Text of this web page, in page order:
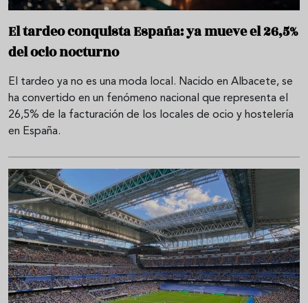
El tardeo conquista España: ya mueve el 26,5%
del ocio nocturno
El tardeo ya no es una moda local. Nacido en Albacete, se
ha convertido en un fenómeno nacional que representa el
26,5% de la facturación de los locales de ocio y hostelería
en España.